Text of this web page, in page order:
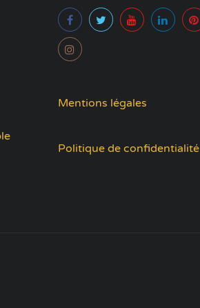
Mentions légales
Politique de confidentialité